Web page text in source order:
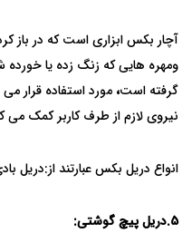
آچار بکس ابزاری است که در
ومهره هایی که زنگ زده یا خورده
گرفته است، مورد استفاده قرار
نیروی لازم از طرف کاربر کمک می
انواع دریل بکس عبارتند از:دریل
5. دریل پیچ گوشتی: